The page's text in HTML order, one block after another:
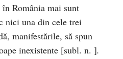
în România mai sunt
nici una din cele trei
manifestările, să spun
inexistente [subl. n. ].